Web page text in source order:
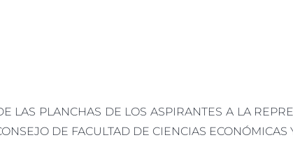
LAS PLANCHAS DE LOS ASPIRANTES A LA
DE FACULTAD DE CIENCIAS ECONÓMICAS